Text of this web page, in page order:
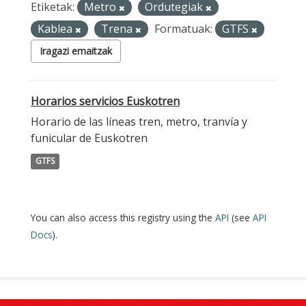
Etiketak: Metro
Ordutegiak
Kablea
Trena Formatuak: GTFS
Iragazi emaitzak
Horarios servicios Euskotren
Horario de las líneas tren, metro, tranvía y
funicular de Euskotren
GTFS
You can also access this registry using the API (see API
Docs).